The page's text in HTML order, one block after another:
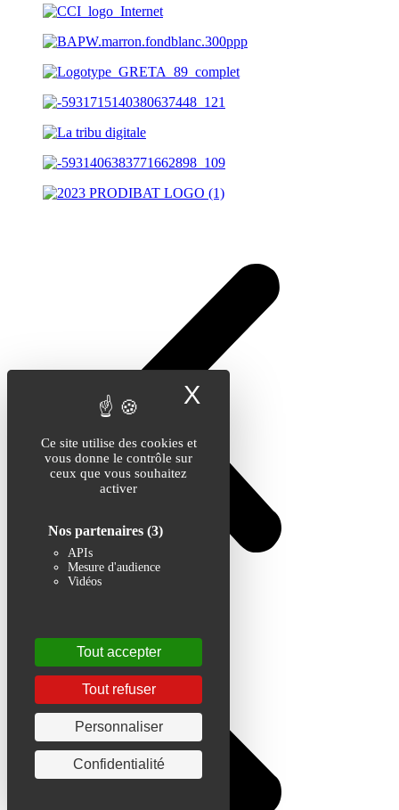
Ce site utilise des cookies et
vous donne le contrôle sur
ceux que vous souhaitez
activer
Nos partenaires (3)
APIs
Mesure d'audience
Vidéos
Tout accepter
Tout refuser
Personnaliser
Confidentialité
X